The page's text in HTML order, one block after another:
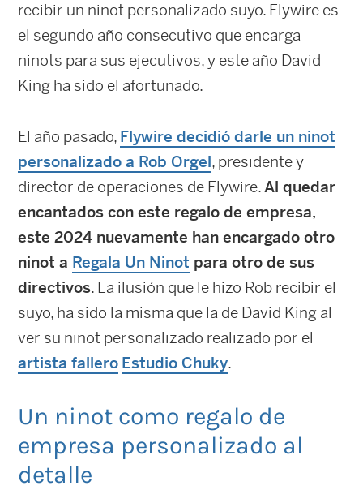
recibir un ninot personalizado suyo. Flywire es
el segundo año consecutivo que encarga
ninots para sus ejecutivos, y este año David
King ha sido el afortunado.
El año pasado, Flywire decidió darle un ninot
personalizado a Rob Orgel, presidente y
director de operaciones de Flywire.Al quedar
encantados con este regalo de empresa,
este 2024 nuevamente han encargado otro
ninot a Regala Un Ninot para otro de sus
directivos. La ilusión que le hizo Rob recibir el
suyo, ha sido la misma que la de David King al
ver su ninot personalizado realizado por el
artista fallero Estudio Chuky.
Un ninot como regalo de
empresa personalizado al
detalle